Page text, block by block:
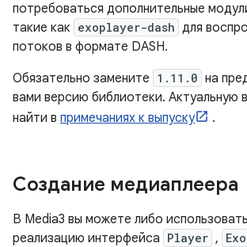
потребоваться дополнительные
такие как exoplayer-dash для
потоков в формате DASH.
Обязательно замените 1.11.0 на
вами версию библиотеки. Актуальную
найти в примечаниях к выпуску .
Создание медиаплеера
В Media3 вы можете либо
реализацию интерфейса Player ,